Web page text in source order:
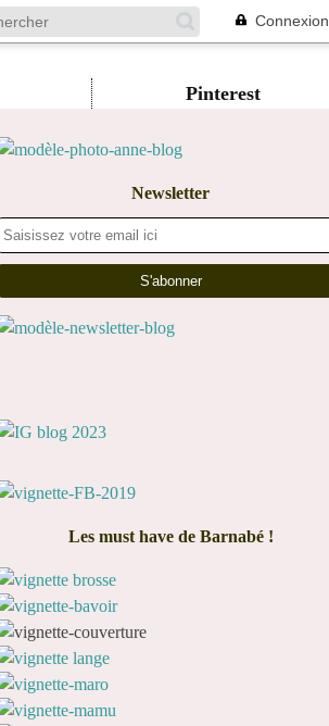
Connexion
Pinterest
Newsletter
Les must have de Barnabé !